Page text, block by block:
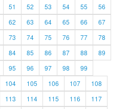
51 52 53 54 55
56
62 63 64 65 66
67
73 74 75 76 77
78
84 85 86 87 88
89
95 96 97 98
99
104 105 106 107
108
113 114 115 116
117